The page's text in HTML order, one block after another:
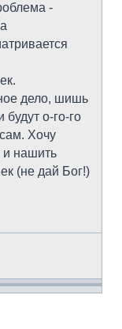
-
дело, шишь
о-го-го
Хочу
и нашить
(не дай Бог!)